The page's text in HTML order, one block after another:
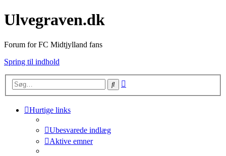
Ulvegraven.dk
Forum for FC Midtjylland fans
Spring til indhold
Søg
Hurtige links
Ubesvarede indlæg
Aktive emner